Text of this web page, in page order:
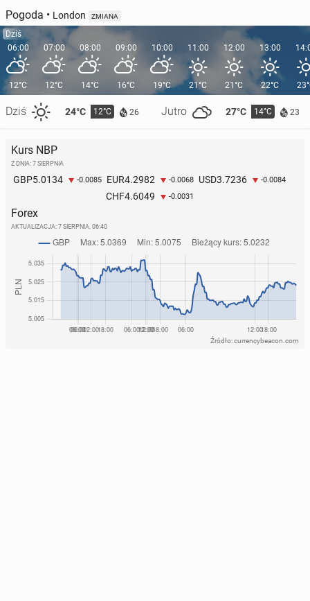
Pogoda • London ZMIANA
Dziś
06:00
12°C
Dziś 24°C 12°C 26 Jutro 27°C 14°C 23
07:00
12°C
08:00
14°C
09:00
16°C
10:00
19°C
11:00
21°C
12:00
21°C
13:00
22°C
Kurs NBP
Z DNIA: 7 SIERPNIA
GBP5.0134 -0.0085 EUR4.2982 -0.0068 USD3.7236 -0.0084
CHF4.6049 -0.0031
Forex
AKTUALIZACJA: 7 SIERPNIA, 06:40
Źródło: currencybeacon.com